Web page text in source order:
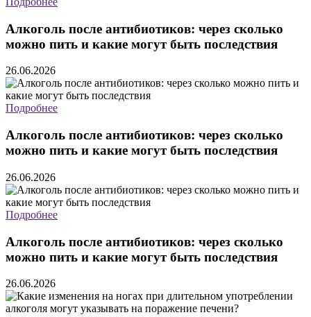
Алкоголь после антибиотиков: через сколько
можно пить и какие могут быть последствия
26.06.2026
Подробнее
Алкоголь после антибиотиков: через сколько
можно пить и какие могут быть последствия
26.06.2026
Подробнее
Алкоголь после антибиотиков: через сколько
можно пить и какие могут быть последствия
26.06.2026